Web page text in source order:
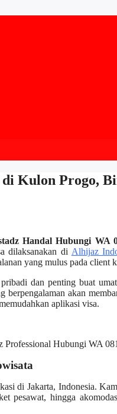
Kulon Progo,
Handal Hubungi WA
dilaksanakan di Alhijaz
yang mulus pada client
dan penting buat
berpengalaman akan
aplikasi visa.
di Jakarta, Indonesia.
pesawat, hingga